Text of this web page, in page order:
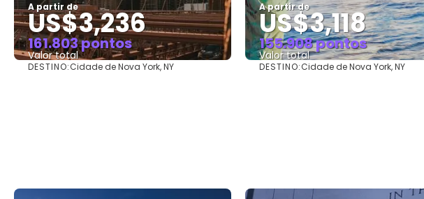
A partir de
US$3,236
161.803 pontos
Valor total
Saiba mais
DESTINO:Cidade de Nova York, NY
A partir de
US$3,118
155.908 pontos
Valor total
Saiba mais
DESTINO:Cidade de Nova York, NY